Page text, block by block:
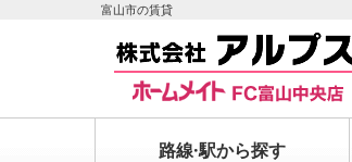
富山市の賃貸
路線·駅から探す